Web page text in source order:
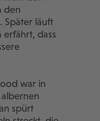
den
Später läuft
dass
war in
spürt